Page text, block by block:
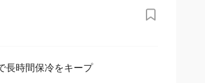
長時間保冷をキープ